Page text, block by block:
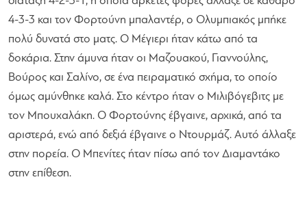
4-3-3 και τον Φορτούνη μπαλαντέρ, ο Ολυμπιακός μπήκε
πολύ δυνατά στο ματς. Ο Μέγιερι ήταν κάτω από τα
δοκάρια. Στην άμυνα ήταν οι Μαζουακού, Γιαννούλης,
Βούρος και Σαλίνο, σε ένα πειραματικό σχήμα, το οποίο
όμως αμύνθηκε καλά. Στο κέντρο ήταν ο Μιλιβόγεβιτς με
τον Μπουχαλάκη. Ο Φορτούνης έβγαινε, αρχικά, από τα
αριστερά, ενώ από δεξιά έβγαινε ο Ντουρμάζ. Αυτό άλλαξε
στην πορεία. Ο Μπενίτες ήταν πίσω από τον Διαμαντάκο
στην επίθεση.